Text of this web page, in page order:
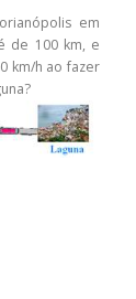
em
de 100 km, e
km/h ao fazer